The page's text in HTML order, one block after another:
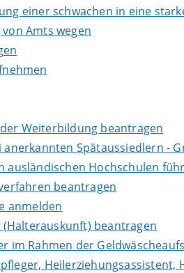
einer schwachen in eine
Amts wegen
Weiterbildung beantragen
Spätaussiedlern -
ausländischen Hochschulen
beantragen
anmelden
beantragen
im Rahmen der
Heilerziehungsassistent,